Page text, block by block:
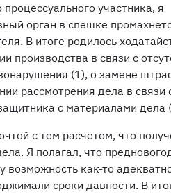
участника, я
орган в спешке
В итоге родилось
производства в связи с
(1), о замене
рассмотрения дела в связи
с материалами дела
с тем расчетом, что
Я полагал, что
возможность как-то
сроки давности. В